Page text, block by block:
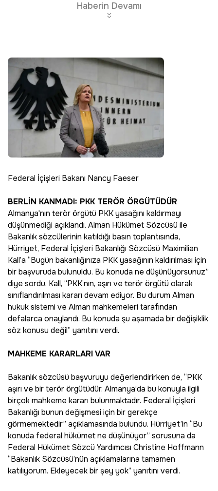
Haberin Devamı
Federal İçişleri Bakanı Nancy Faeser
BERLİN KANMADI: PKK TERÖR ÖRGÜTÜDÜR
Almanya'nın terör örgütü PKK yasağını kaldırmayı
düşünmediği açıklandı. Alman Hükümet Sözcüsü ile
Bakanlık sözcülerinin katıldığı basın toplantısında,
Hürriyet, Federal İçişleri Bakanlığı Sözcüsü Maximilian
Kall’a “Bugün bakanlığınıza PKK yasağının kaldırılması için
bir başvuruda bulunuldu. Bu konuda ne düşünüyorsunuz”
diye sordu. Kall, “PKK’nın, aşırı ve terör örgütü olarak
sınıflandırılması kararı devam ediyor. Bu durum Alman
hukuk sistemi ve Alman mahkemeleri tarafından
defalarca onaylandı. Bu konuda şu aşamada bir değişiklik
söz konusu değil” yanıtını verdi.
MAHKEME KARARLARI VAR
Bakanlık sözcüsü başvuruyu değerlendirirken de, “PKK
aşırı ve bir terör örgütüdür. Almanya’da bu konuyla ilgili
birçok mahkeme kararı bulunmaktadır. Federal İçişleri
Bakanlığı bunun değişmesi için bir gerekçe
görmemektedir” açıklamasında bulundu. Hürriyet’in “Bu
konuda federal hükümet ne düşünüyor” sorusuna da
Federal Hükümet Sözcü Yardımcısı Christine Hoffmann
“Bakanlık Sözcüsü’nün açıklamalarına tamamen
katılıyorum. Ekleyecek bir şey yok” yanıtını verdi.